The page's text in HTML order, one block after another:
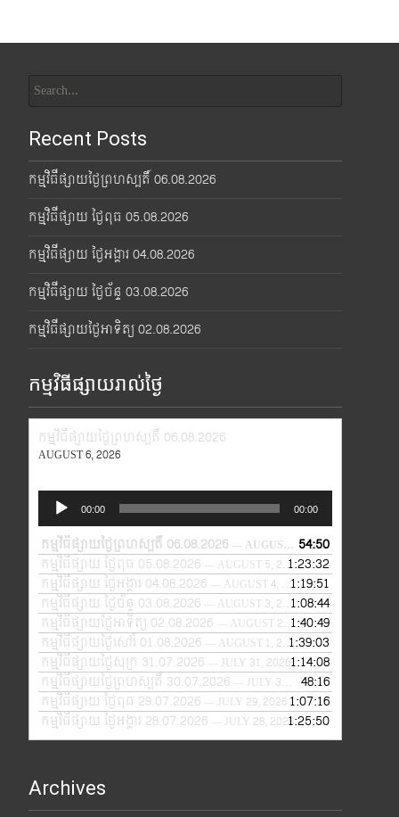
for:
Recent Posts
កម្មវិធីផ្សាយថ្ងៃព្រហស្បតិ៍ 06.08.2026
កម្មវិធីផ្សាយ ថ្ងៃពុធ 05.08.2026
កម្មវិធីផ្សាយ ថ្ងៃអង្គារ 04.08.2026
កម្មវិធីផ្សាយ ថ្ងៃច័ន្ទ 03.08.2026
កម្មវិធីផ្សាយថ្ងៃអាទិត្យ 02.08.2026
កម្មវិធីផ្សាយរាល់ថ្ងៃ
កម្មវិធីផ្សាយថ្ងៃព្រហស្បតិ៍ 06.08.2026
AUGUST 6, 2026
Audio
Player
00:00 00:00
កម្មវិធីផ្សាយថ្ងៃព្រហស្បតិ៍ 06.08.2026— AUGUST 6, 2026
54:50
កម្មវិធីផ្សាយ ថ្ងៃពុធ 05.08.2026
— AUGUST 5, 2026 1:23:32
កម្មវិធីផ្សាយ ថ្ងៃអង្គារ 04.08.2026
— AUGUST 4, 2026
1:19:51
កម្មវិធីផ្សាយ ថ្ងៃច័ន្ទ 03.08.2026
— AUGUST 3, 2026 1:08:44
កម្មវិធីផ្សាយថ្ងៃអាទិត្យ 02.08.2026
— AUGUST 2, 2026 1:40:49
កម្មវិធីផ្សាយថ្ងៃសៅរ៍ 01.08.2026
— AUGUST 1, 2026 1:39:03
កម្មវិធីផ្សាយថ្ងៃសុក្រ 31.07.2026
— JULY 31, 20261:14:08
កម្មវិធីផ្សាយថ្ងៃព្រហស្បតិ៍ 30.07.2026
— JULY 30, 2026
48:16
កម្មវិធីផ្សាយ ថ្ងៃពុធ 29.07.2026
— JULY 29, 20261:07:16
កម្មវិធីផ្សាយ ថ្ងៃអង្គារ 28.07.2026
— JULY 28, 20261:25:50
Archives